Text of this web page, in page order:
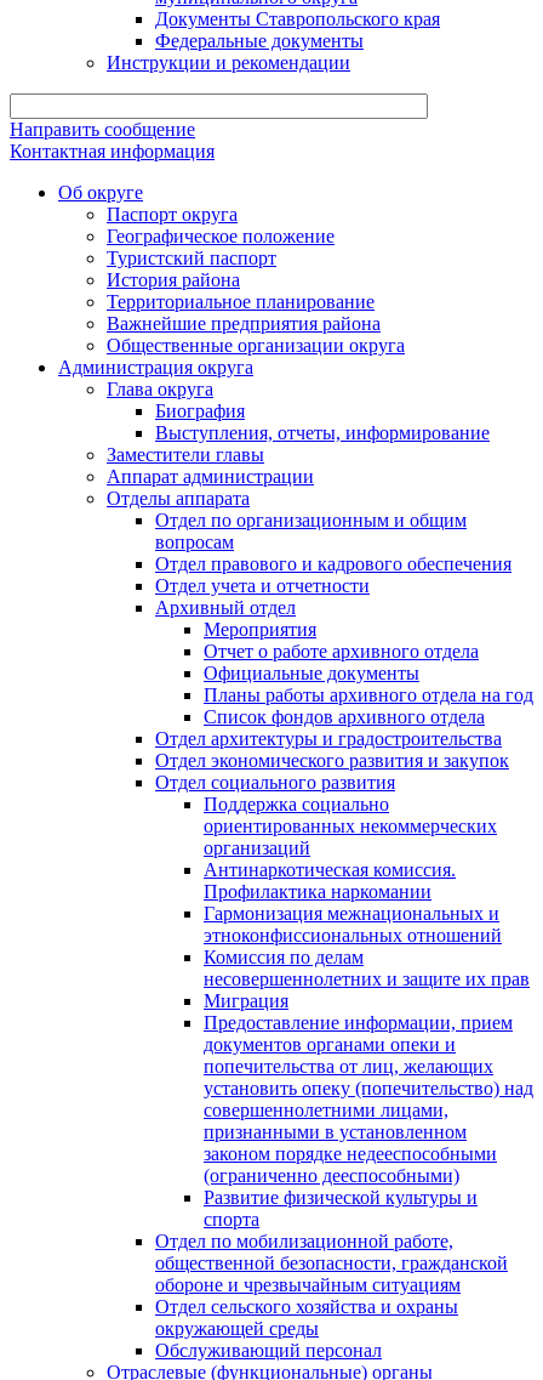
Документы Ставропольского края
Федеральные документы
Инструкции и рекомендации
Направить сообщение
Контактная информация
Об округе
Паспорт округа
Географическое положение
Туристский паспорт
История района
Территориальное планирование
Важнейшие предприятия района
Общественные организации округа
Администрация округа
Глава округа
Биография
Выступления, отчеты, информирование
Заместители главы
Аппарат администрации
Отделы аппарата
Отдел по организационным и общим
вопросам
Отдел правового и кадрового обеспечения
Отдел учета и отчетности
Архивный отдел
Мероприятия
Отчет о работе архивного отдела
Официальные документы
Планы работы архивного отдела на год
Список фондов архивного отдела
Отдел архитектуры и градостроительства
Отдел экономического развития и закупок
Отдел социального развития
Поддержка социально
ориентированных некоммерческих
организаций
Антинаркотическая комиссия.
Профилактика наркомании
Гармонизация межнациональных и
этноконфиссиональных отношений
Комиссия по делам
несовершеннолетних и защите их прав
Миграция
Предоставление информации, прием
документов органами опеки и
попечительства от лиц, желающих
установить опеку (попечительство) над
совершеннолетними лицами,
признанными в установленном
законом порядке недееспособными
(ограниченно дееспособными)
Развитие физической культуры и
спорта
Отдел по мобилизационной работе,
общественной безопасности, гражданской
оборонe и чрезвычайным ситуациям
Отдел сельского хозяйства и охраны
окружающей среды
Обслуживающий персонал
Отраслевые (функциональные) органы